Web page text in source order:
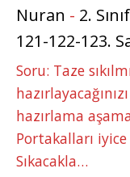
Nuran - 2.
121-122-123.
Soru: Taze
hazırlama
Portakalları
Sıkacakla…